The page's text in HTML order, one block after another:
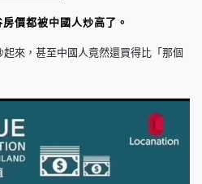
價都被中國人炒高了。
來，甚至中國人竟然還買得比「那個